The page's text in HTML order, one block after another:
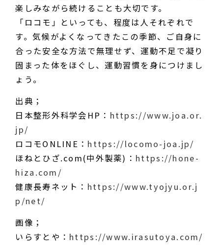
楽しみながら続けることも大切です。
「ロコモ」といっても、程度は人それぞれで
す。気候がよくなってきたこの季節、ご自身に
合った安全な方法で無理せず、運動不足で凝り
固まった体をほぐし、運動習慣を身につけまし
ょう。
出典；
日本整形外科学会HP： https://www.joa.or.
jp/
ロコモONLINE： https://locomo-joa.jp/
ほねとひざ.com(中外製薬)： https://hone-
hiza.com/
健康長寿ネット： https://www.tyojyu.or.j
p/net/
画像；
いらすとや： https://www.irasutoya.com/